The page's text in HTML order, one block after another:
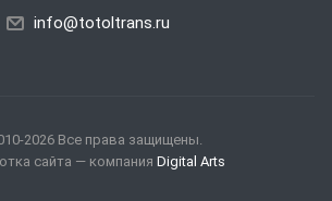
info@totoltrans.ru
2026 Все права защищены.
сайта — компания Digital Arts